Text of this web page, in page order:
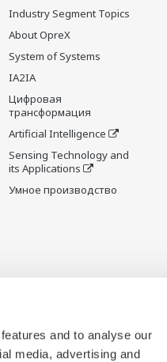
and to analyse our
media, advertising and
Industry Segment Topics
About OpreX
System of Systems
IA2IA
Цифровая
трансформация
Artificial Intelligence
Sensing Technology and
its Applications
Умное производство